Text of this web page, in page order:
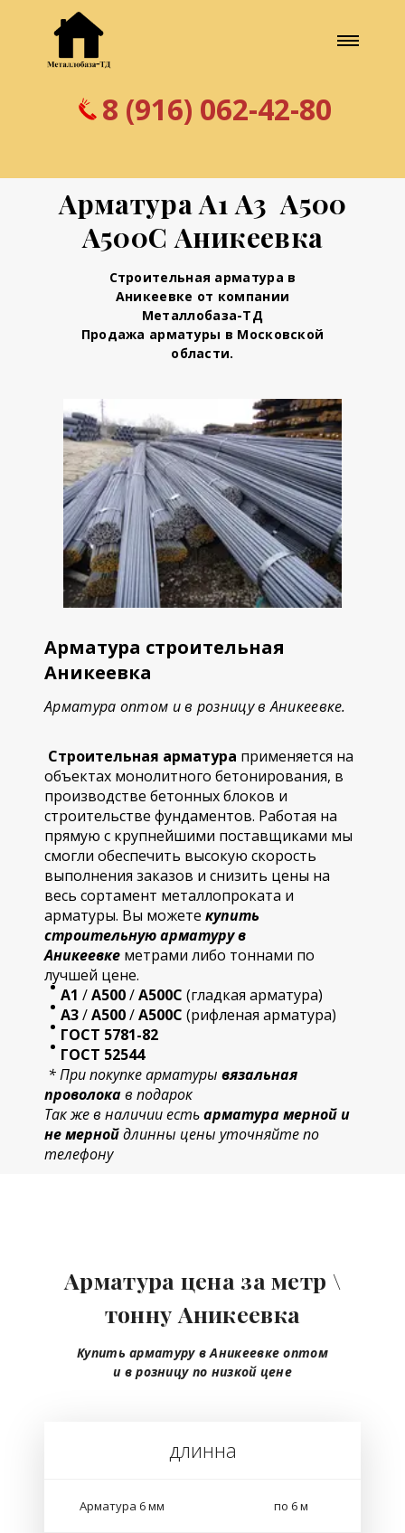
8 (916) 062-42-80
Арматура А1 А3 А500
А500С Аникеевка
Строительная арматура в
Аникеевке от компании
Металлобаза-ТД
Продажа арматуры в Московской
области.
Арматура строительная
Аникеевка
Арматура оптом и в розницу в Аникеевке.
Строительная арматура применяется на
объектах монолитного бетонирования, в
производстве бетонных блоков и
строительстве фундаментов. Работая на
прямую с крупнейшими поставщиками мы
смогли обеспечить высокую скорость
выполнения заказов и снизить цены на
весь сортамент металлопроката и
арматуры. Вы можете купить
строительнуюарматуру в
Аникеевке метрами либо тоннами по
лучшей цене.
А1 /А500/А500С (гладкая арматура)
А3/А500/А500С (рифленая арматура)
ГОСТ 5781-82
ГОСТ 52544
* При покупке арматуры вязальная
проволокав подарок
Так же в наличии естьарматура мерной и
не мернойдлинны цены уточняйте по
телефону
Арматура цена за метр \
тонну Аникеевка
Купить арматуру в Аникеевкеоптом
и в розницу по низкой цене
длинна
Арматура 6 мм по 6 м